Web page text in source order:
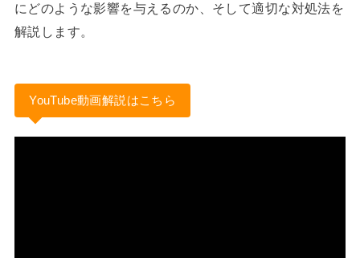
にどのような影響を与えるのか、そして適切な対処法を
解説します。
YouTube動画解説はこちら